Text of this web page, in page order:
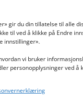
gir du din tillatelse til alle
til ved å klikke på Endre
innstillinger».
vi bruker
personopplysninger ved å
Nøttveit 60, 5238
nr: 996430022